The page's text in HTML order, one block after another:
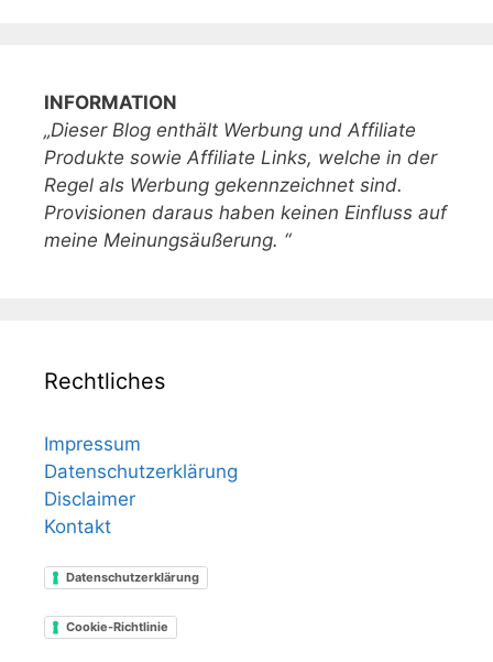
INFORMATION
„Dieser Blog enthält Werbung und Affiliate
Produkte sowie Affiliate Links, welche in der
Regel als Werbung gekennzeichnet sind.
Provisionen daraus haben keinen Einfluss auf
meine Meinungsäußerung. “
Rechtliches
Impressum
Datenschutzerklärung
Disclaimer
Kontakt
Datenschutzerklärung
Cookie-Richtlinie